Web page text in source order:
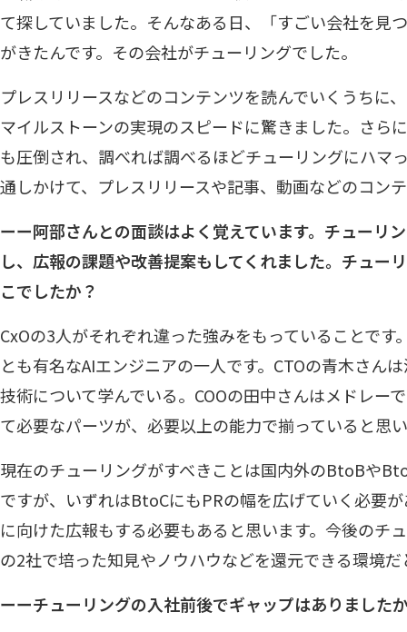
て探していました。そんなある日、「すごい会社を見
がきたんです。その会社がチューリングでした。
プレスリリースなどのコンテンツを読んでいくうちに
マイルストーンの実現のスピードに驚きました。さら
も圧倒され、調べれば調べるほどチューリングにハマ
通しかけて、プレスリリースや記事、動画などのコン
ーー阿部さんとの面談はよく覚えています。チューリ
し、広報の課題や改善提案もしてくれました。チュー
こでしたか？
CxOの3人がそれぞれ違った強みをもっていることです
とも有名なAIエンジニアの一人です。CTOの青木さん
技術について学んでいる。COOの田中さんはメドレー
て必要なパーツが、必要以上の能力で揃っていると思
現在のチューリングがすべきことは国内外のBtoBや
ですが、いずれはBtoCにもPRの幅を広げていく必要
に向けた広報もする必要もあると思います。今後のチ
の2社で培った知見やノウハウなどを還元できる環境だ
ーーチューリングの入社前後でギャップはありました